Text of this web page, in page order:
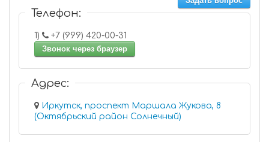
Телефон:
1)
+7 (999) 420-00-31
Звонок через браузер
Адрес:
Иркутск, проспект Маршала Жукова, 8
(Октябрьский район Солнечный)